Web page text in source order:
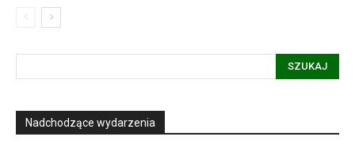
SZUKAJ
Nadchodzące wydarzenia